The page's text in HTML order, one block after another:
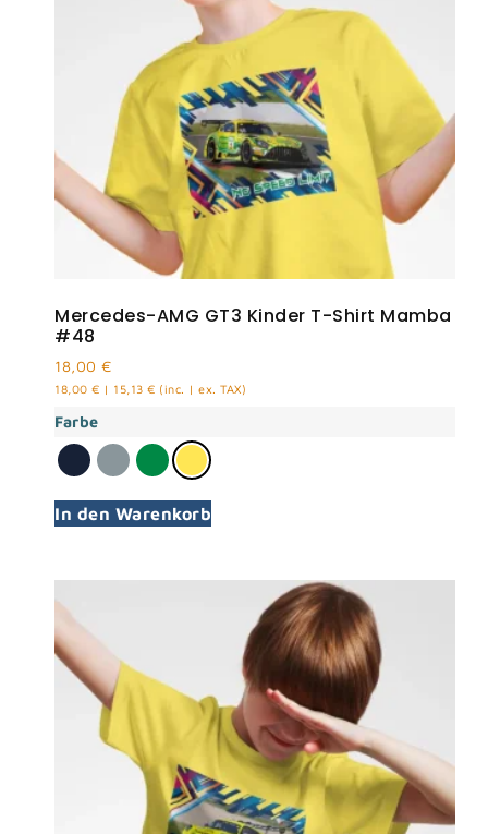
Mercedes-AMG GT3 Kinder T-Shirt Mamba
#48
18,00 €
18,00 € | 15,13 € (inc. | ex. TAX)
Farbe
In den Warenkorb